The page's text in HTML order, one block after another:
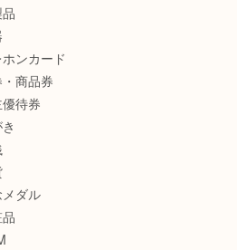
ンカード
商品券
待券
ダル